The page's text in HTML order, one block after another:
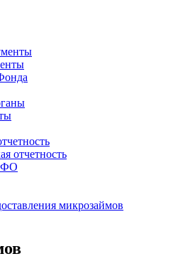
отчетность
микрозаймов